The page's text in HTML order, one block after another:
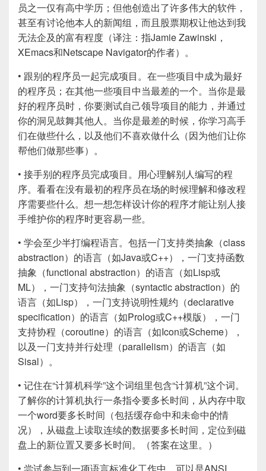
员之一仅有高中学历；但他创造出了许多伟大的软件，
甚至有讨论他本人的新闻组，而且股票期权让他达到我
无法企及的富有程度（译注：指Jamie Zawinski，
XEmacs和Netscape Navigator的作者）。
• 跟别的程序员一起完成项目。在一些项目中成为最好
的程序员；在其他一些项目中当最差的一个。当你是最
好的程序员时，你要测试自己领导项目的能力，并通过
你的洞见鼓舞其他人。当你是最差的时候，你学习高手
们在做些什么，以及他们不喜欢做什么（因为他们让你
帮他们做那些事）。
• 接手别的程序员完成项目。用心理解别人编写的程
序。看看在没有最初的程序员在场的时候理解和修改程
序需要些什么。想一想怎样设计你的程序才能让别人接
手维护你的程序时更容易一些。
• 学会至少半打编程语言。包括一门支持类抽象（class
abstraction）的语言（如Java或C++），一门支持函数
抽象（functional abstraction）的语言（如Lisp或
ML），一门支持句法抽象（syntactic abstraction）的
语言（如Lisp），一门支持说明性规约（declarative
specification）的语言（如Prolog或C++模版），一门
支持协程（coroutine）的语言（如Icon或Scheme），
以及一门支持并行处理（parallelism）的语言（如
Sisal）。
• 记住在“计算机科学”这个词组里包含“计算机”这个词。
了解你的计算机执行一条指令要多长时间，从内存中取
一个word要多长时间（包括缓存命中和未命中的情
况），从磁盘上读取连续的数据要多长时间，定位到磁
盘上的新位置又要多长时间。（答案在这里。）